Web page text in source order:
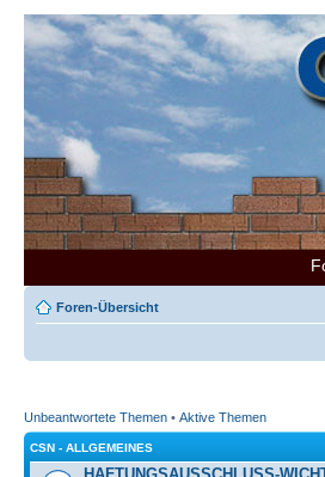
Foren-Übersicht
Unbeantwortete Themen • Aktive Themen
CSN - ALLGEMEINES
HAFTUNGSAUSSCHLUSS-